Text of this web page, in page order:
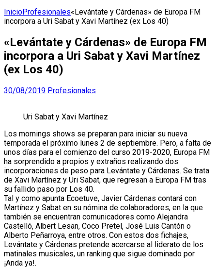
InicioProfesionales«Levántate y Cárdenas» de Europa FM
incorpora a Uri Sabat y Xavi Martínez (ex Los 40)
«Levántate y Cárdenas» de Europa FM
incorpora a Uri Sabat y Xavi Martínez
(ex Los 40)
30/08/2019 Profesionales
Uri Sabat y Xavi Martínez
Los mornings shows se preparan para iniciar su nueva
temporada el próximo lunes 2 de septiembre. Pero, a falta de
unos días para el comienzo del curso 2019-2020, Europa FM
ha sorprendido a propios y extraños realizando dos
incorporaciones de peso para Levántate y Cárdenas. Se trata
de Xavi Martínez y Uri Sabat, que regresan a Europa FM tras
su fallido paso por Los 40.
Tal y como apunta Ecoetuve, Javier Cárdenas contará con
Martínez y Sabat en su nómina de colaboradores, en la que
también se encuentran comunicadores como Alejandra
Castelló, Albert Lesan, Coco Pretel, José Luis Cantón o
Alberto Peñarroya, entre otros. Con estos dos fichajes,
Levántate y Cárdenas pretende acercarse al liderato de los
matinales musicales, un ranking que sigue dominado por
¡Anda ya!.